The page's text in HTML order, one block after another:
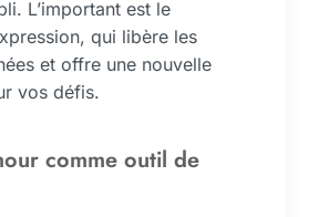
L’important est le
qui libère les
et offre une nouvelle
vos défis.
comme outil de